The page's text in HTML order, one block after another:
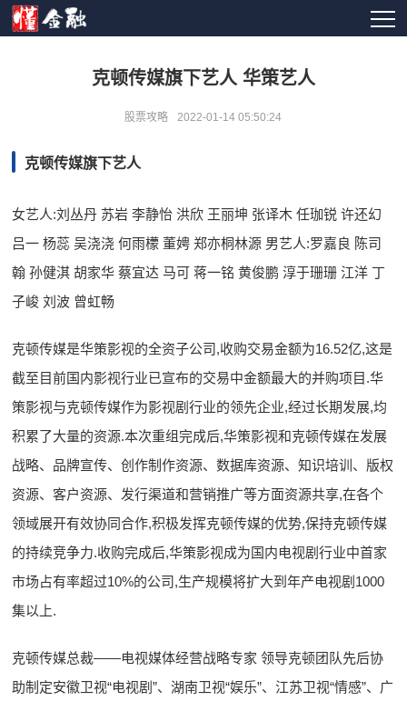
克顿传媒旗下艺人 华策艺人
股票攻略 2022-01-14 05:50:24
克顿传媒旗下艺人
女艺人:刘丛丹 苏岩 李静怡 洪欣 王丽坤 张译木 任珈锐 许还幻
吕一 杨蕊 吴浇浇 何雨檬 董娉 郑亦桐林源 男艺人:罗嘉良 陈司
翰 孙健淇 胡家华 蔡宜达 马可 蒋一铭 黄俊鹏 淳于珊珊 江洋 丁
子峻 刘波 曾虹畅
克顿传媒是华策影视的全资子公司,收购交易金额为16.52亿,这是
截至目前国内影视行业已宣布的交易中金额最大的并购项目.华
策影视与克顿传媒作为影视剧行业的领先企业,经过长期发展,均
积累了大量的资源.本次重组完成后,华策影视和克顿传媒在发展
战略、品牌宣传、创作制作资源、数据库资源、知识培训、版权
资源、客户资源、发行渠道和营销推广等方面资源共享,在各个
领域展开有效协同合作,积极发挥克顿传媒的优势,保持克顿传媒
的持续竞争力.收购完成后,华策影视成为国内电视剧行业中首家
市场占有率超过10%的公司,生产规模将扩大到年产电视剧1000
集以上.
克顿传媒总裁——电视媒体经营战略专家 领导克顿团队先后协
助制定安徽卫视“电视剧”、湖南卫视“娱乐”、江苏卫视“情感”、广